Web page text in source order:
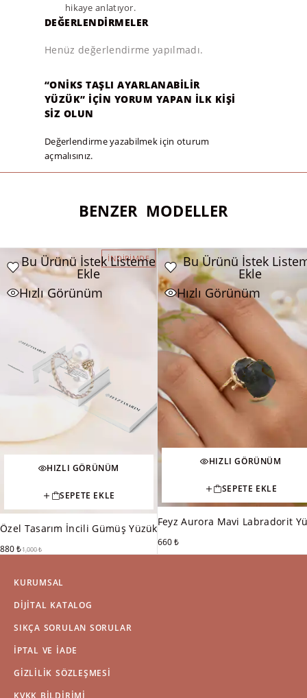
hikaye anlatıyor.
DEĞERLENDIRMELER
Henüz değerlendirme yapılmadı.
“ONIKS TAŞLI AYARLANABILIR
YÜZÜK” IÇIN YORUM YAPAN ILK KIŞI
SIZ OLUN
Değerlendirme yazabilmek için oturum
açmalısınız.
BENZER MODELLER
İNDIRIMDE
Bu Ürünü İstek Listeme
Ekle
Hızlı Görünüm
HIZLI GÖRÜNÜM
SEPETE EKLE
Özel Tasarım İncili Gümüş Yüzük
1,000₺
880₺
Bu Ürünü İstek
Ekle
Hızlı Görünüm
HIZLI GÖRÜNÜM
SEPETE EKLE
Feyz Aurora Mavi Labradorit
660₺
KURUMSAL
DIJITAL KATALOG
SIKÇA SORULAN SORULAR
İPTAL VE İADE
GIZLILIK SÖZLEŞMESI
KVKK BILDIRIMI